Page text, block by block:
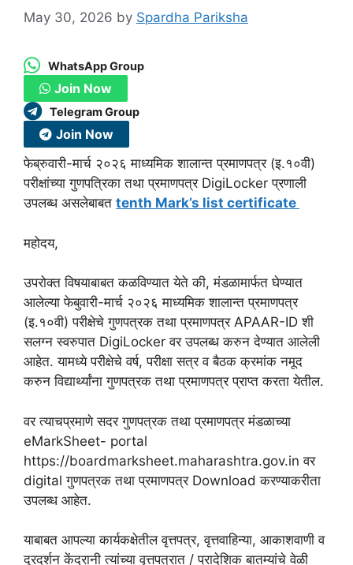
May 30, 2026 by Spardha Pariksha
WhatsApp Group
Join Now
Telegram Group
Join Now
फेब्रुवारी-मार्च २०२६ माध्यमिक शालान्त प्रमाणपत्र (इ.१०वी)
परीक्षांच्या गुणपत्रिका तथा प्रमाणपत्र DigiLocker प्रणाली
उपलब्ध असलेबाबत tenth Mark’s list certificate
महोदय,
उपरोक्त विषयाबाबत कळविण्यात येते की, मंडळामार्फत घेण्यात
आलेल्या फेबुवारी-मार्च २०२६ माध्यमिक शालान्त प्रमाणपत्र
(इ.१०वी) परीक्षेचे गुणपत्रक तथा प्रमाणपत्र APAAR-ID शी
सलग्न स्वरुपात DigiLocker वर उपलब्ध करुन देण्यात आलेली
आहेत. यामध्ये परीक्षेचे वर्ष, परीक्षा सत्र व बैठक क्रमांक नमूद
करुन विद्यार्थ्यांना गुणपत्रक तथा प्रमाणपत्र प्राप्त करता येतील.
वर त्याचप्रमाणे सदर गुणपत्रक तथा प्रमाणपत्र मंडळाच्या
eMarkSheet- portal
https://boardmarksheet.maharashtra.gov.in वर
digital गुणपत्रक तथा प्रमाणपत्र Download करण्याकरीता
उपलब्ध आहेत.
याबाबत आपल्या कार्यकक्षेतील वृत्तपत्र, वृत्तवाहिन्या, आकाशवाणी व
दूरदर्शन केंद्रानी त्यांच्या वृत्तपत्रात / प्रादेशिक बातम्यांचे वेळी